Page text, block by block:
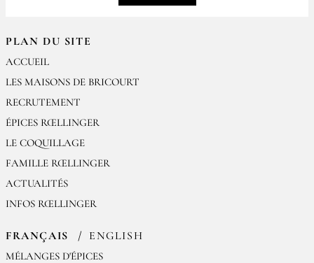
PLAN DU SITE
ACCUEIL
LES MAISONS DE BRICOURT
RECRUTEMENT
ÉPICES RŒLLINGER
LE COQUILLAGE
FAMILLE RŒLLINGER
ACTUALITÉS
INFOS RŒLLINGER
FRANÇAIS ENGLISH
MÉLANGES D'ÉPICES